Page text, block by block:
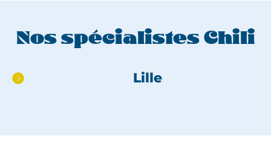
Nos spécialistes Chili
Aller
Lille